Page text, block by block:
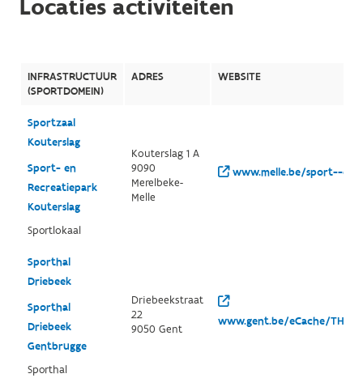
Locaties activiteiten
INFRASTRUCTUUR
(SPORTDOMEIN)
ADRES WEBSITE
Sportzaal
Kouterslag
Sport- en
Recreatiepark
Kouterslag
Sportlokaal
Kouterslag 1 A
9090
Merelbeke-
Melle
www.melle.be/sport--en-
Sporthal
Driebeek
Sporthal
Driebeek
Gentbrugge
Sporthal
Driebeekstraat
22
9050 Gent
www.gent.be/eCache/THE/